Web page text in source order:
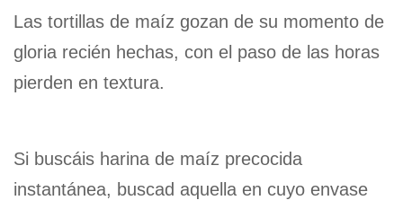
Las tortillas de maíz gozan de su momento de
gloria recién hechas, con el paso de las horas
pierden en textura.
Si buscáis harina de maíz precocida
instantánea, buscad aquella en cuyo envase